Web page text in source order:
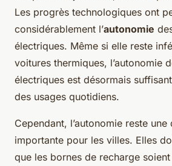
Les progrès technologiques ont
considérablement l’autonomie
électriques. Même si elle reste
voitures thermiques, l’autonomie
électriques est désormais
des usages quotidiens.
Cependant, l’autonomie reste une
importante pour les villes. Elles
que les bornes de recharge